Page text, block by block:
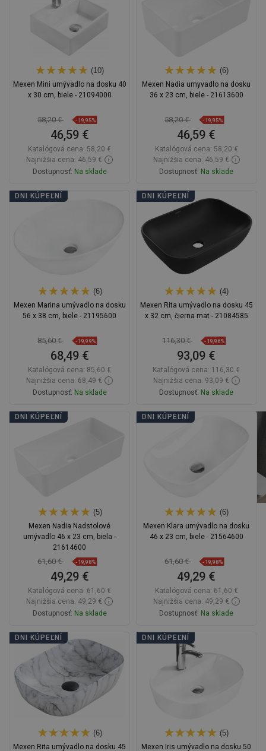
(10)
Mexen Mini umývadlo na dosku 40
x 30 cm, biele - 21094000
58,20 € -19,95%
46,59 €
Katalógová cena: 58,20 €
Najnižšia cena: 46,59 €
Dostupnosť: Na sklade
Do košíka
(6)
Mexen Nadia umyvadlo na dosku
36 x 23 cm, biele - 21613600
58,20 € -19,95%
46,59 €
Katalógová cena: 58,20 €
Najnižšia cena: 46,59 €
Dostupnosť: Na sklade
Do košíka
Porovnaj
DNI KÚPEĽNÍ
(6)
Mexen Marina umývadlo na dosku
56 x 38 cm, biele - 21195600
85,60 € -19,99%
68,49 €
Katalógová cena: 85,60 €
Najnižšia cena: 68,49 €
Dostupnosť: Na sklade
Do košíka
DNI KÚPEĽNÍ
(4)
Mexen Rita umývadlo na dosku 45
x 32 cm, čierna mat - 21084585
116,30 € -19,96%
93,09 €
Katalógová cena: 116,30 €
Najnižšia cena: 93,09 €
Dostupnosť: Na sklade
Do košíka
DNI KÚPEĽNÍ
(5)
Mexen Nadia Nadstolové
umývadlo 46 x 23 cm, biela -
21614600
61,60 € -19,98%
49,29 €
Katalógová cena: 61,60 €
Najnižšia cena: 49,29 €
Dostupnosť: Na sklade
Do košíka
favorite_border Obľúbené
Porovnaj
DNI KÚPEĽNÍ
(6)
Mexen Klara umývadlo na dosku
46 x 23 cm, biele - 21564600
61,60 € -19,98%
49,29 €
Katalógová cena: 61,60 €
Najnižšia cena: 49,29 €
Dostupnosť: Na sklade
Do košíka
Porovnaj
DNI KÚPEĽNÍ
(6)
Mexen Rita umývadlo na dosku 45
DNI KÚPEĽNÍ
(5)
Mexen Iris umývadlo na dosku 50